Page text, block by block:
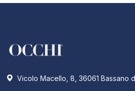
Vicolo Macello, 8, 36061 Bassano